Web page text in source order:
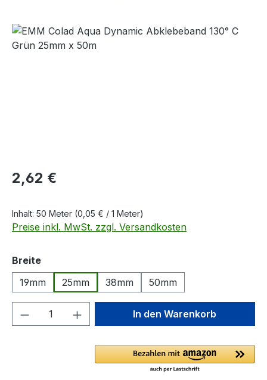
Bildergalerie überspringen
Regulärer Preis:
2,62 €
Inhalt: 50 Meter (0,05 € / 1 Meter)
Preise inkl. MwSt. zzgl. Versandkosten
Breiteauswählen
19mm
25mm 38mm 50mm
Produkt Anzahl: Gib denIn den Warenkorb